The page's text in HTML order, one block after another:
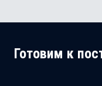
Готовим к